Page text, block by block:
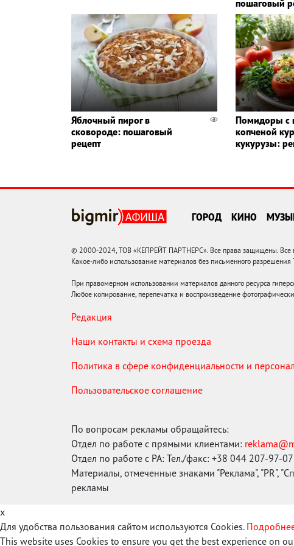
пошаговый
Яблочный пирог в
сковороде: пошаговый
рецепт
Помидоры с
копченой
кукурузы:
ГОРОД КИНО
© 2000-2024, ТОВ «КЕПРЕЙТ ПАРТНЕРС». Все права защищены. Все
Какое-либо использование материалов без письменного
При правомерном использовании материалов данного ресурса
Любое копирование, перепечатка и воспроизведение
Редакция
Наши контакты и схема проезда
Политика в сфере конфиденциальности и
Пользовательское соглашение
По вопросам рекламы обращайтесь:
Отдел по работе с прямыми клиентами:
Отдел по работе с РА: Тел./факс: +38 044 207-97-07
Материалы, отмеченные знаками "Реклама", "PR",
рекламы
x
Для удобства пользования сайтом используются Cookies.
This website uses Cookies to ensure you get the best experience on